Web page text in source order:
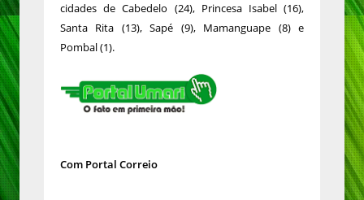
cidades de Cabedelo (24), Princesa Isabel (16),
Santa Rita (13), Sapé (9), Mamanguape (8) e
Pombal (1).
Com Portal Correio